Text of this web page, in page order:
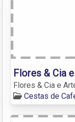
Flores & Cia
Flores & Cia e
Cestas de